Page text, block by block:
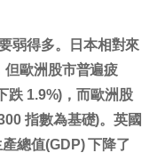
弱得多。日本相對來
但歐洲股市普遍疲
跌 1.9%)，而歐洲股
指數為基礎)。英國
總值(GDP) 下降了